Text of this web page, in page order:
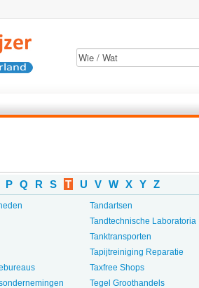
P Q R S T U V W X Y Z
Tandartsen
Tandtechnische Laboratoria
Tanktransporten
Tapijtreiniging Reparatie
Taxfree Shops
Tegel Groothandels